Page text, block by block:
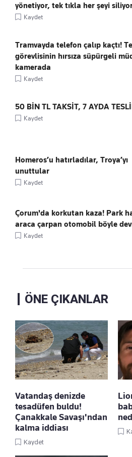
yönetiyor, tek tıkla her şeyi
Kaydet
Tramvayda telefon çalıp kaçtı!
görevlisinin hırsıza süpürgeli
kamerada
Kaydet
50 BİN TL TAKSİT, 7 AYDA
Kaydet
Homeros’u hatırladılar, Troya’yı
unuttular
Kaydet
Çorum'da korkutan kaza! Park
araca çarpan otomobil böyle
Kaydet
ÖNE ÇIKANLAR
Vatandaş denizde
tesadüfen buldu!
Çanakkale Savaşı'ndan
kalma iddiası
Kaydet